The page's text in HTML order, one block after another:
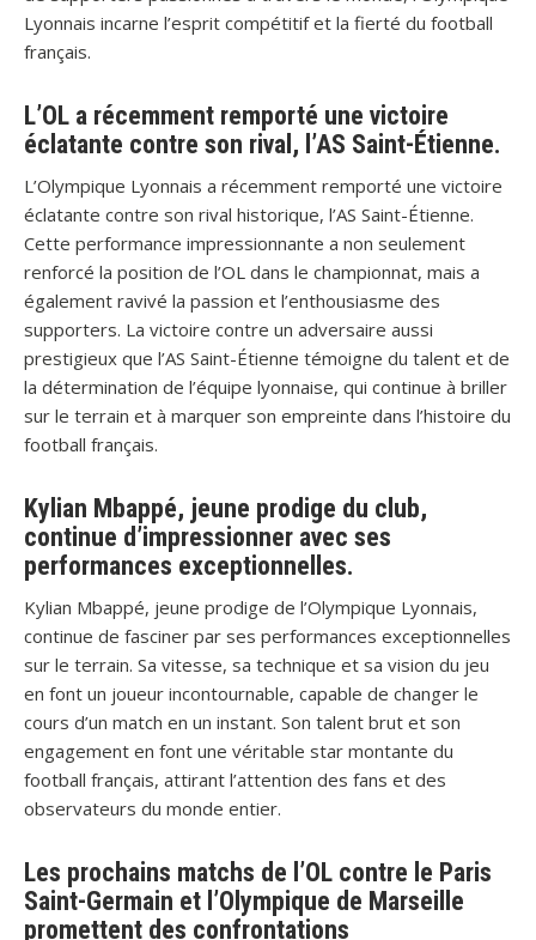
Lyonnais incarne l’esprit compétitif et la fierté du football
français.
L’OL a récemment remporté une victoire
éclatante contre son rival, l’AS Saint-Étienne.
L’Olympique Lyonnais a récemment remporté une victoire
éclatante contre son rival historique, l’AS Saint-Étienne.
Cette performance impressionnante a non seulement
renforcé la position de l’OL dans le championnat, mais a
également ravivé la passion et l’enthousiasme des
supporters. La victoire contre un adversaire aussi
prestigieux que l’AS Saint-Étienne témoigne du talent et de
la détermination de l’équipe lyonnaise, qui continue à briller
sur le terrain et à marquer son empreinte dans l’histoire du
football français.
Kylian Mbappé, jeune prodige du club,
continue d’impressionner avec ses
performances exceptionnelles.
Kylian Mbappé, jeune prodige de l’Olympique Lyonnais,
continue de fasciner par ses performances exceptionnelles
sur le terrain. Sa vitesse, sa technique et sa vision du jeu
en font un joueur incontournable, capable de changer le
cours d’un match en un instant. Son talent brut et son
engagement en font une véritable star montante du
football français, attirant l’attention des fans et des
observateurs du monde entier.
Les prochains matchs de l’OL contre le Paris
Saint-Germain et l’Olympique de Marseille
promettent des confrontations